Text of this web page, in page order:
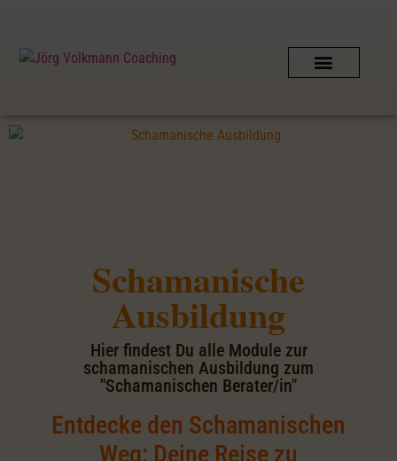
Schamanische
Ausbildung
Hier findest Du alle Module zur
schamanischen Ausbildung zum
"Schamanischen Berater/in"
Entdecke den Schamanischen
Weg: Deine Reise zu